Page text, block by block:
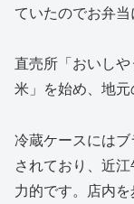
ていたのでお弁当
直売所「おいし
米」を始め、地元
冷蔵ケースには
されており、近
力的です。店内